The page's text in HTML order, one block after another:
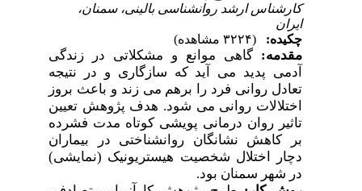
کارشناس ارشد روانشناسی بالینی، سمنان،
ایران
چکیده:
مقدمه:گاهی موانع و مشکلاتی در زندگی
آدمی پدید می آید که سازگاری و در نتیجه
تعادل روانی فرد را برهم می زند و باعث بروز
اختلالات روانی می شود. هدف پژوهش تعیین
تاثیر روان درمانی پویشی کوتاه مدت فشرده
بر کاهش نشانگان روانشناختی در بیماران
دچار اختلال شخصیت هیستریونیک (نمایشی)
در شهر سمنان بود.